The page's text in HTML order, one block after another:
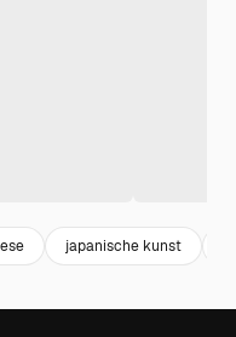
japanische kunst